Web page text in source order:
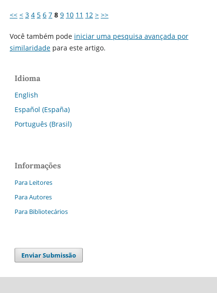
<< < 3 4 5 6 7 8 9 10 11 12 > >>
Você também pode iniciar uma pesquisa avançada por
similaridadepara este artigo.
Idioma
English
Español (España)
Português (Brasil)
Informações
Para Leitores
Para Autores
Para Bibliotecários
Enviar Submissão